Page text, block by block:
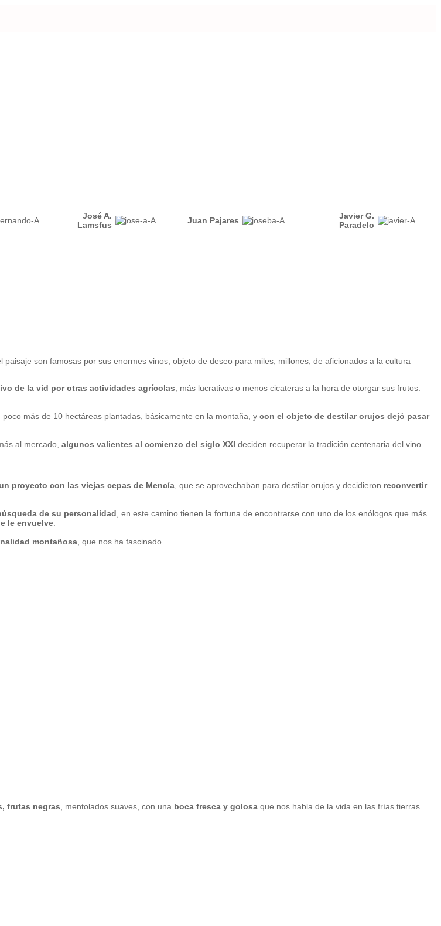
José A.
Lamsfus
Juan Pajares
Javier G.
Paradelo
paisaje son famosas por sus enormes vinos, objeto de deseo para miles, millones, de aficionados a la cultura
de la vid por otras actividades agrícolas , más lucrativas o menos cicateras a la hora de otorgar sus frutos.
poco más de 10 hectáreas plantadas, básicamente en la montaña, y con el objeto de destilar orujos dejó pasar
al mercado, algunos valientes al comienzo del siglo XXI deciden recuperar la tradición centenaria del vino.
proyecto con las viejas cepas de Mencía , que se aprovechaban para destilar orujos y decidieron reconvertir
de su personalidad , en este camino tienen la fortuna de encontrarse con uno de los enólogos que más
le envuelve
montañosa , que nos ha fascinado.
frutas negras , mentolados suaves, con una boca fresca y golosa que nos habla de la vida en las frías tierras